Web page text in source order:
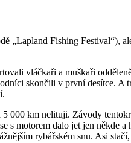
„Lapland Fishing Festival“),
vláčkaři a muškaři
skončili v první desítce.
000 km nelituji. Závody
motorem dalo jet jen někde
rybářském snu. Asi